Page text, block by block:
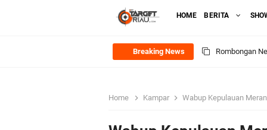
HOME BERITA
Breaking News Rombongan
Home Kampar Wabup Kepulauan Meranti H. Asmar